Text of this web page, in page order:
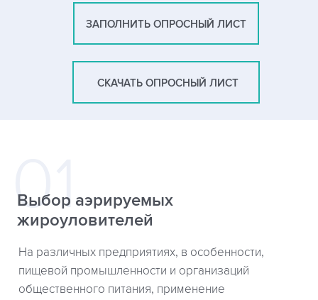
ЗАПОЛНИТЬ ОПРОСНЫЙ ЛИСТ
СКАЧАТЬ ОПРОСНЫЙ ЛИСТ
Выбор аэрируемых
жироуловителей
На различных предприятиях, в особенности,
пищевой промышленности и организаций
общественного питания, применение